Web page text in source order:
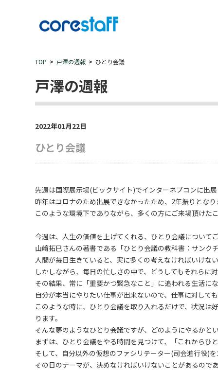
TOP 戸澤の週報 ひとり会議
戸澤の週報
2022年01月22日
ひとり会議
先週は国際展示場(ビックサイト)でインターネプコンに出
昨年はコロナのため出展できなかったため、2年振りとな
このような環境下でありながら、多くの方にご来場頂けた
今週は、人生の価値を上げてくれる、ひとり会議について
山﨑拓巳さんの著書である「ひとり会議の教科書：サンク
人間が毎日生きていると、実に多くの考えなければいけな
しかしながら、毎日の忙しさの中で、どうしてもそれらに
その結果、常に「重要かつ緊急なこと」に追われる生活に
自分が本当にやりたい仕事が出来ないので、仕事に対して
このような時に、ひとり会議を取り入れるだけで、状況
ります。
そんな夢のようなひとり会議ですが、どのようにやるかと
まずは、ひとり会議をやる時間を見つけて、「これからひ
そして、自分以外の仮想のファシリテーター(司会進行役)
その日のテーマが、決めなければいけないことがあるので